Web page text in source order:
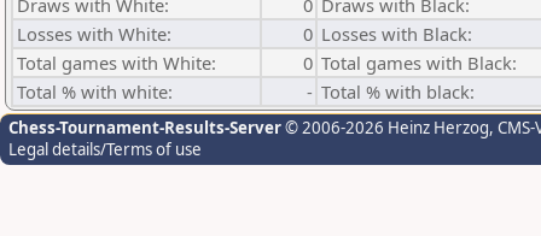
Draws with White:
0 Draws with Black:
Losses with White:
0 Losses with Black:
Total games with White:
0 Total games with Black:
Total % with white:
- Total % with black:
Chess-Tournament-Results-Server© 2006-2026 Heinz Herzog,
Legal details/Terms of use